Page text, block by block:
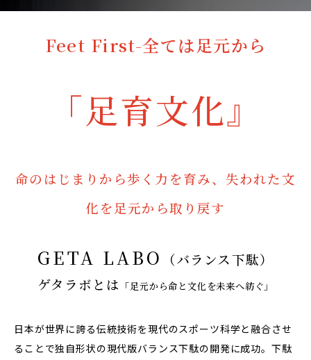
Feet First-全ては足元から
「足育文化』
命のはじまりから歩く力を育み、 失われた文
化を足元から取り戻す
GETA LABO
（バランス下駄）
ゲタラボとは 「足元から命と文化を未来へ紡ぐ」
日本が世界に誇る伝統技術を現代のスポーツ科学と融合させ
ることで独自形状の現代版バランス下駄の開発に成功。下駄